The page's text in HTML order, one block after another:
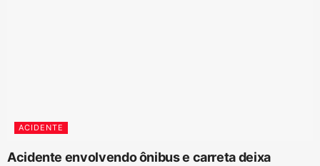
ACIDENTE
Acidente envolvendo ônibus e carreta deixa